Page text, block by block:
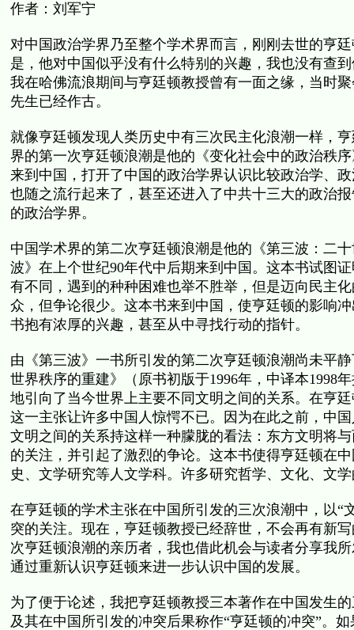
作者：刘军宁
对中国政治学界乃至整个学术界而言，刚刚去世的亨
是，他对中国似乎没有什么特别的兴趣，我也没有查
我在哈佛流浪期间与亨廷顿教授曾有一面之缘，当时
先生已经作古。
就像亨廷顿发现人类历史中有三次民主化浪潮一样，
界的第一次亨廷顿浪潮是他的《变化社会中的政治秩
来到中国，打开了中国的政治学界认识比较政治学、
也随之流行起来了，甚至还进入了中共十三大的政治
的政治学界。
中国学术界的第二次亨廷顿浪潮是他的《第三波：二
波》在上个世纪90年代中后期来到中国。这本书试图
有不同，遇到的种种困难也举不胜举，但是迈向民主
众，但争论很少。这本书来到中国，使亨廷顿的影响
书抱有浓厚的兴趣，甚至从中寻找行动的指针。
由《第三波》一书所引发的第二次亨廷顿浪潮尚未平
世界秩序的重建》（原书初版于1996年，中译本1998
地引向了当今世界上主要不同文明之间的关系。在亨
这一主张让许多中国人惊愕不已。因为在此之前，中
文明之间的关系持这样一种朦胧的看法：东方文明将
的关注，并引起了激烈的争论。这本书使得亨廷顿在
史、文学研究等人文学科。许多研究哲学、文化、文
在亨廷顿的学术主张在中国所引发的三次浪潮中，以
突的关注。现在，亨廷顿教授已经辞世，不会再有新
次亨廷顿浪潮的亲历者，我也借此机会与读者分享我
通过重新认识亨廷顿来进一步认识中国的发展。
为了便于论述，我把亨廷顿教授三本著作在中国发生
及其在中国所引发的冲突后果称作“亨廷顿的冲突”。